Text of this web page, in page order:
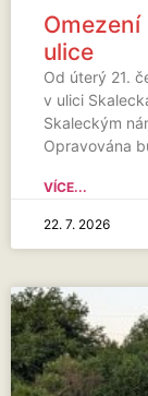
ulice
Od úterý 21.
v ulici
Skaleckým
Opravována
VÍCE...
22. 7. 2026